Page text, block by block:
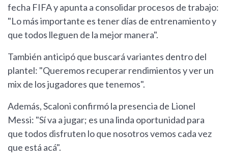
fecha FIFA y apunta a consolidar procesos de trabajo:
"Lo más importante es tener días de entrenamiento y
que todos lleguen de la mejor manera".
También anticipó que buscará variantes dentro del
plantel: "Queremos recuperar rendimientos y ver un
mix de los jugadores que tenemos".
Además, Scaloni confirmó la presencia de Lionel
Messi: "Sí va a jugar; es una linda oportunidad para
que todos disfruten lo que nosotros vemos cada vez
que está acá".